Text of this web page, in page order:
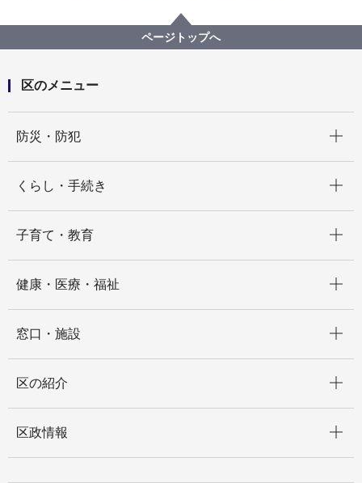
ISOGOフォトニュース
🦷「出張！健康づくり応援隊」を実施しました🦷
ページトップへ
区のメニュー
防災・防犯
くらし・手続き
子育て・教育
健康・医療・福祉
窓口・施設
区の紹介
区政情報